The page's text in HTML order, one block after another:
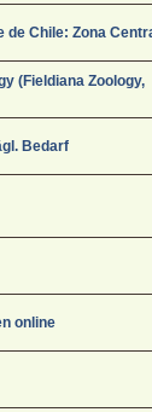
de Chile: Zona
(Fieldiana Zoology,
Bedarf
online